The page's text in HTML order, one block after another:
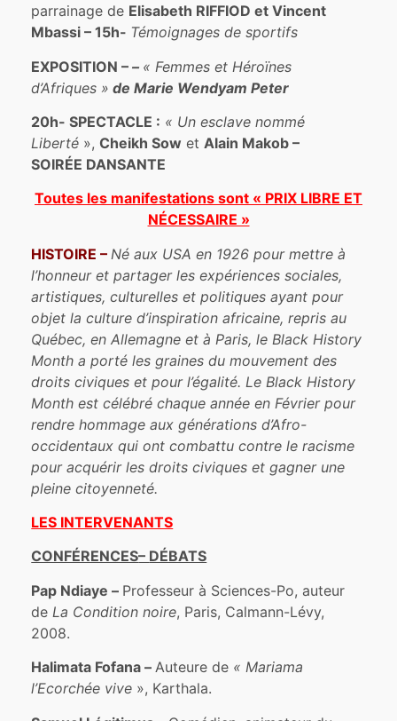
parrainage de Elisabeth RIFFIOD et Vincent
Mbassi –15h- Témoignages de sportifs
EXPOSITION –– « Femmes et Héroïnes
d’Afriques » de Marie Wendyam Peter
20h- SPECTACLE : « Un esclave nommé
Liberté »,Cheikh Sow et Alain Makob –
SOIRÉE DANSANTE
Toutes les manifestations sont « PRIX LIBRE ET
NÉCESSAIRE »
HISTOIRE – Né aux USA en 1926 pour mettre à
l’honneur et partager les expériences sociales,
artistiques, culturelles et politiques ayant pour
objet la culture d’inspiration africaine, repris au
Québec, en Allemagne et à Paris, le Black History
Month a porté les graines du mouvement des
droits civiques et pour l’égalité. Le Black History
Month est célébré chaque année en Février pour
rendre hommage aux générations d’Afro-
occidentaux qui ont combattu contre le racisme
pour acquérir les droits civiques et gagner une
pleine citoyenneté.
LES INTERVENANTS
CONFÉRENCES– DÉBATS
Pap Ndiaye – Professeur à Sciences-Po, auteur
de La Condition noire, Paris, Calmann-Lévy,
2008.
Halimata Fofana –Auteure de « Mariama
l’Ecorchée vive », Karthala.